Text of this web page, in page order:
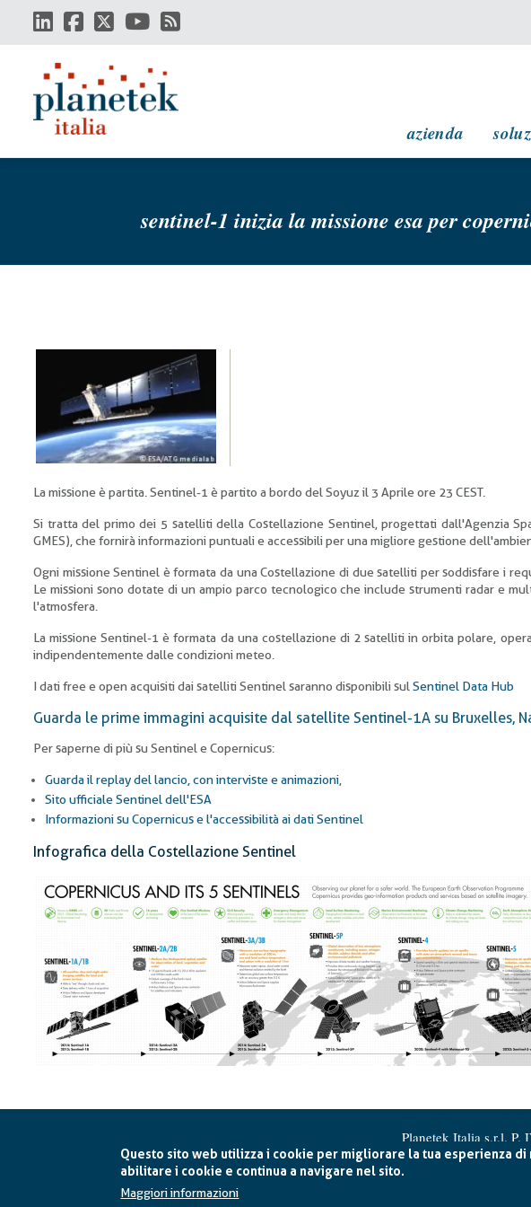
Questo sito web utilizza i cookie per migliorare la tua esperienza di
abilitare i cookie e continua a navigare nel sito.
Maggiori informazioni
contenuto
azienda
sentinel-1 inizia la missione esa per
La missione è partita. Sentinel-1 è partito a bordo del Soyuz il 3 Aprile ore 23 CEST.
Si tratta del primo dei 5 satelliti della Costellazione Sentinel, progettati dall'Agenzia
GMES), che fornirà informazioni puntuali e accessibili per una migliore gestione
Ogni missione Sentinel è formata da una Costellazione di due satelliti per soddisfare i
Le missioni sono dotate di un ampio parco tecnologico che include strumenti radar e
l'atmosfera.
La missione Sentinel-1 è formata da una costellazione di 2 satelliti in orbita polare,
indipendentemente dalle condizioni meteo.
I dati free e open acquisiti dai satelliti Sentinel saranno disponibili sul Sentinel Data Hub
Guarda le prime immagini acquisite dal satellite Sentinel-1A su Bruxelles,
Per saperne di più su Sentinel e Copernicus:
Guarda il replay del lancio, con interviste e animazioni
Sito ufficiale Sentinel dell'ESA
Informazioni su Copernicus e l'accessibilità ai dati Sentinel
Infografica della Costellazione Sentinel
Planetek Italia s.r.l. P.